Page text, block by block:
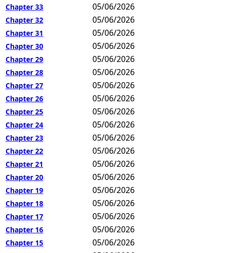
Chapter 33 05/06/2026
Chapter 32 05/06/2026
Chapter 31 05/06/2026
Chapter 30 05/06/2026
Chapter 29 05/06/2026
Chapter 28 05/06/2026
Chapter 27 05/06/2026
Chapter 26 05/06/2026
Chapter 25 05/06/2026
Chapter 24 05/06/2026
Chapter 23 05/06/2026
Chapter 22 05/06/2026
Chapter 21 05/06/2026
Chapter 20 05/06/2026
Chapter 19 05/06/2026
Chapter 18 05/06/2026
Chapter 17 05/06/2026
Chapter 16 05/06/2026
Chapter 15 05/06/2026